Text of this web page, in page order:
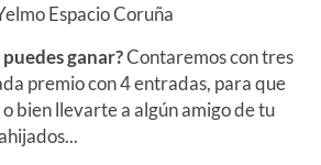
Espacio Coruña
ganar?Contaremos con tres
premio con 4 entradas, para que
bien llevarte a algún amigo de tu